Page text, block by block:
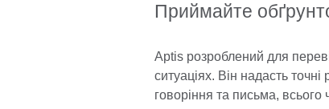
Приймайте
Aptis розроблений для
ситуаціях. Він надасть
говоріння та письма, всього